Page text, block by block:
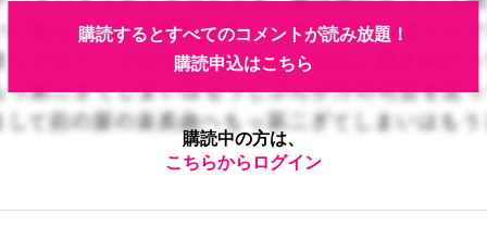
購読するとすべてのコメントが読み放題！
購読申込はこちら
購読中の方は、
こちらからログイン